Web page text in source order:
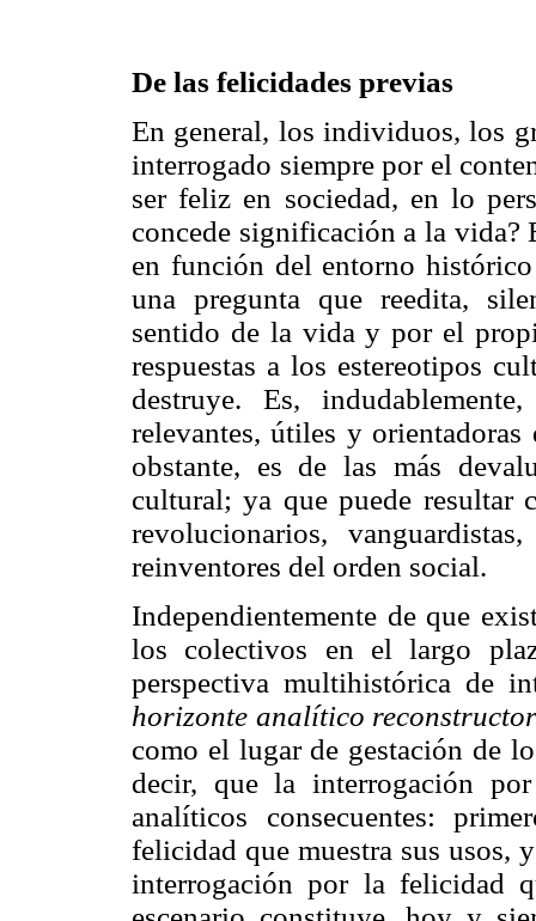
De las felicidades previas
En general, los individuos, los
interrogado siempre por el
ser feliz en sociedad, en lo
concede significación a la vida?
en función del entorno
una pregunta que reedita,
sentido de la vida y por el
respuestas a los estereotipos
destruye. Es,
relevantes, útiles y orientadoras
obstante, es de las más
cultural; ya que puede resultar
revolucionarios,
reinventores del orden social.
Independientemente de que
los colectivos en el largo
perspectiva multihistórica de
horizonte analítico
como el lugar de gestación de
decir, que la interrogación
analíticos consecuentes:
felicidad que muestra sus usos,
interrogación por la felicidad